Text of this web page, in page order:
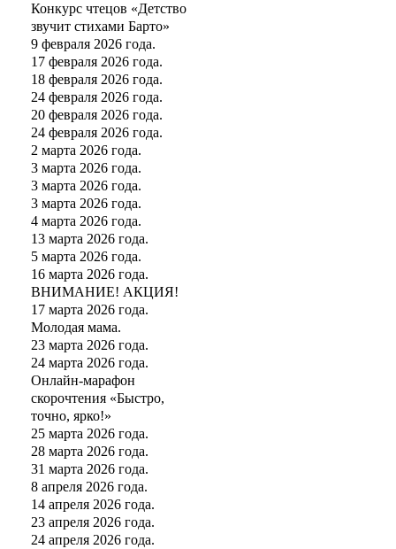
Конкурс чтецов «Детство
звучит стихами Барто»
9 февраля 2026 года.
17 февраля 2026 года.
18 февраля 2026 года.
24 февраля 2026 года.
20 февраля 2026 года.
24 февраля 2026 года.
2 марта 2026 года.
3 марта 2026 года.
3 марта 2026 года.
3 марта 2026 года.
4 марта 2026 года.
13 марта 2026 года.
5 марта 2026 года.
16 марта 2026 года.
ВНИМАНИЕ! АКЦИЯ!
17 марта 2026 года.
Молодая мама.
23 марта 2026 года.
24 марта 2026 года.
Онлайн-марафон
скорочтения «Быстро,
точно, ярко!»
25 марта 2026 года.
28 марта 2026 года.
31 марта 2026 года.
8 апреля 2026 года.
14 апреля 2026 года.
23 апреля 2026 года.
24 апреля 2026 года.